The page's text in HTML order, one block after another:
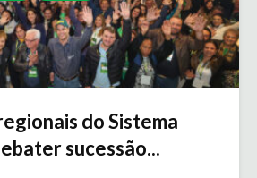
do Sistema
sucessão...